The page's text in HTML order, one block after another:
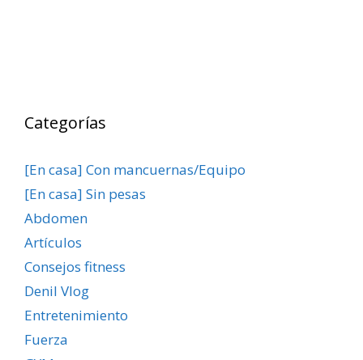
Categorías
[En casa] Con mancuernas/Equipo
[En casa] Sin pesas
Abdomen
Artículos
Consejos fitness
Denil Vlog
Entretenimiento
Fuerza